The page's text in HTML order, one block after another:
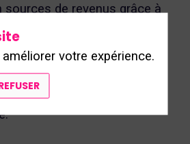
de revenus grâce à
à plus de 300
!
sont déjà
votre expérience.